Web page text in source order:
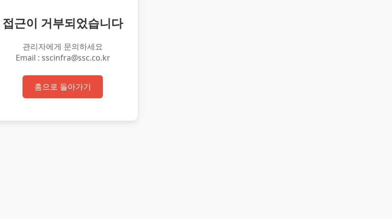
접근이 거부되었습니다
관리자에게 문의하세요
Email : sscinfra@ssc.co.kr
홈으로 돌아가기